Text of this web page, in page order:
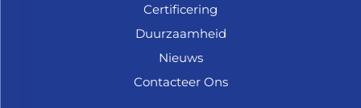
Certificering
Duurzaamheid
Nieuws
Contacteer Ons